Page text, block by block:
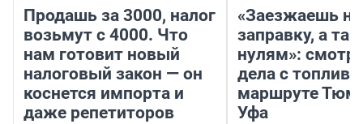
Продашь за 3000, налог
возьмут с 4000. Что
нам готовит новый
налоговый закон — он
коснется импорта и
даже репетиторов
«Заезжаешь на
заправку, а
нулям»:
дела с
маршруте
Уфа